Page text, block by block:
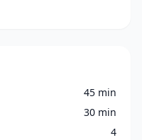
45 min
30 min
4